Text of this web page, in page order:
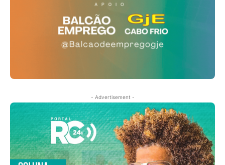
- Advertisement -